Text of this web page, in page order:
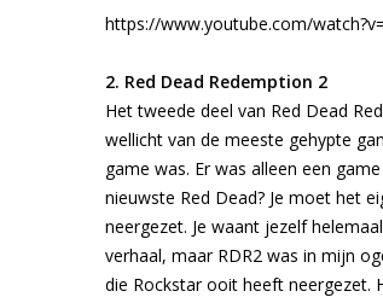
https://www.youtube.com/
2. Red Dead Redemption 2
Het tweede deel van Red Dead
wellicht van de meeste gehypte
game was. Er was alleen een
nieuwste Red Dead? Je moet het
neergezet. Je waant jezelf
verhaal, maar RDR2 was in mijn
die Rockstar ooit heeft neergezet.